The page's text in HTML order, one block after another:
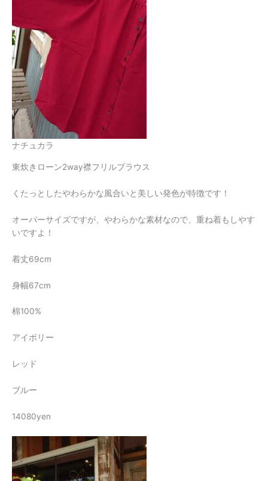
ナチュカラ
東炊きローン2way襟フリルブラウス
くたっとしたやわらかな風合いと美しい発色が特徴です！
オーバーサイズですが、やわらかな素材なので、重ね着もしやす
いですよ！
着丈69cm
身幅67cm
棉100%
アイボリー
レッド
ブルー
14080yen